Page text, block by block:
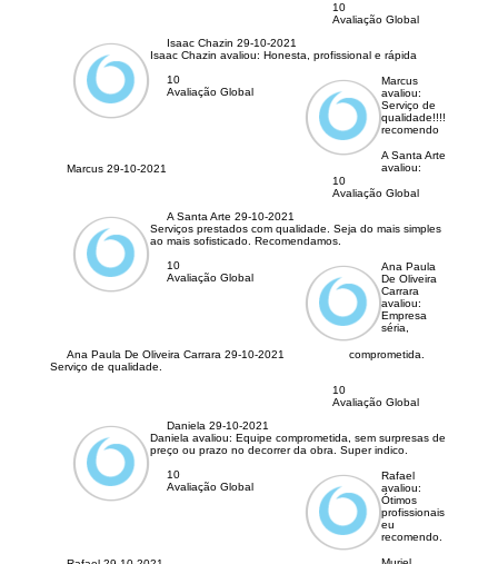
10
Avaliação Global
Isaac Chazin 29-10-2021
Isaac Chazin avaliou: Honesta, profissional e rápida
10
Avaliação Global
Marcus 29-10-2021
Marcus
avaliou:
Serviço de
qualidade!!!!
recomendo
10
Avaliação Global
A Santa Arte 29-10-2021
A Santa Arte
avaliou:
Serviços prestados com qualidade. Seja do mais simples
ao mais sofisticado. Recomendamos.
10
Avaliação Global
Ana Paula De Oliveira Carrara 29-10-2021
Ana Paula
De Oliveira
Carrara
avaliou:
Empresa
séria,
comprometida.
Serviço de qualidade.
10
Avaliação Global
Daniela 29-10-2021
Daniela avaliou: Equipe comprometida, sem surpresas de
preço ou prazo no decorrer da obra. Super indico.
10
Avaliação Global
Rafael
avaliou:
Ótimos
profissionais
eu
recomendo.